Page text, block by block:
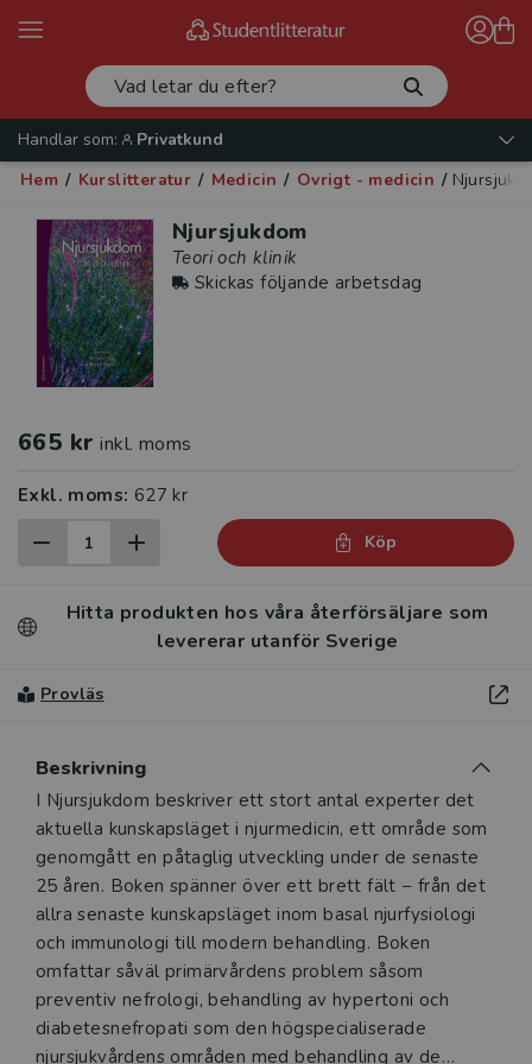
Handlar som:
Privatkund
Hem / Kurslitteratur / Medicin / Övrigt - medicin /
Njursjukdom
Teori och klinik
Skickas följande arbetsdag
665 kr inkl. moms
Exkl. moms: 627 kr
Köp
Hitta produkten hos våra återförsäljare som
levererar utanför Sverige
Provläs
Beskrivning
Beskrivning
I Njursjukdom beskriver ett stort antal experter det
aktuella kunskapsläget i njurmedicin, ett område som
genomgått en påtaglig utveckling under de senaste
25 åren. Boken spänner över ett brett fält − från det
allra senaste kunskapsläget inom basal njurfysiologi
och immunologi till modern behandling. Boken
omfattar såväl primärvårdens problem såsom
preventiv nefrologi, behandling av hypertoni och
diabetesnefropati som den högspecialiserade
njursjukvårdens områden med behandling av de